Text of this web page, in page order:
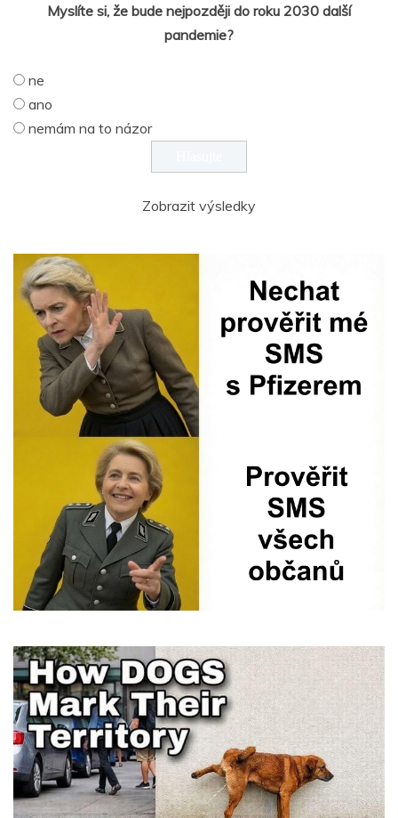
Myslíte si, že bude nejpozději do roku 2030 další
pandemie?
ne
ano
nemám na to názor
Zobrazit výsledky